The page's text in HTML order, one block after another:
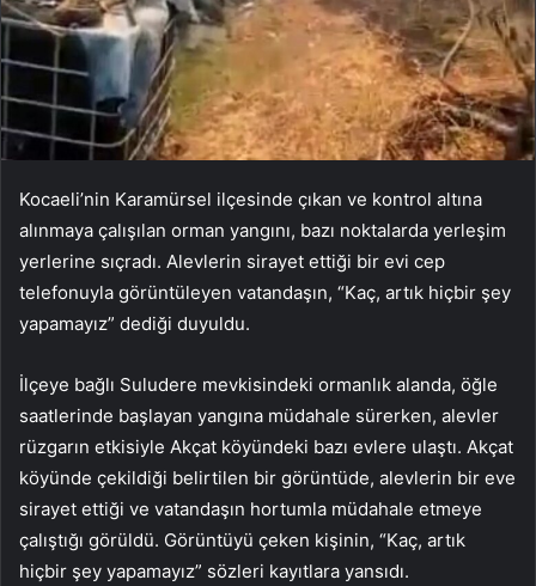
Kocaeli’nin Karamürsel ilçesinde çıkan ve kontrol altına
alınmaya çalışılan orman yangını, bazı noktalarda yerleşim
yerlerine sıçradı. Alevlerin sirayet ettiği bir evi cep
telefonuyla görüntüleyen vatandaşın, “Kaç, artık hiçbir şey
yapamayız” dediği duyuldu.
İlçeye bağlı Suludere mevkisindeki ormanlık alanda, öğle
saatlerinde başlayan yangına müdahale sürerken, alevler
rüzgarın etkisiyle Akçat köyündeki bazı evlere ulaştı. Akçat
köyünde çekildiği belirtilen bir görüntüde, alevlerin bir eve
sirayet ettiği ve vatandaşın hortumla müdahale etmeye
çalıştığı görüldü. Görüntüyü çeken kişinin, “Kaç, artık
hiçbir şey yapamayız” sözleri kayıtlara yansıdı.